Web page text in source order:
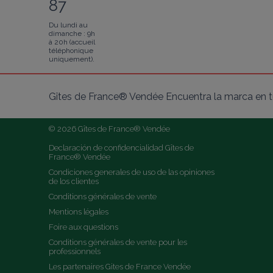
87
Du lundi au
dimanche : 9h
à 20h (accueil
téléphonique
uniquement).
Gîtes de France® Vendée Encuentra la marca en
© 2026 Gîtes de France® Vendée
Declaración de confidencialidad Gîtes de
France® Vendée
Condiciones generales de uso de las opiniones
de los clientes
Conditions générales de vente
Mentions légales
Foire aux questions
Conditions générales de vente pour les
professionnels
Les partenaires Gites de France Vendée